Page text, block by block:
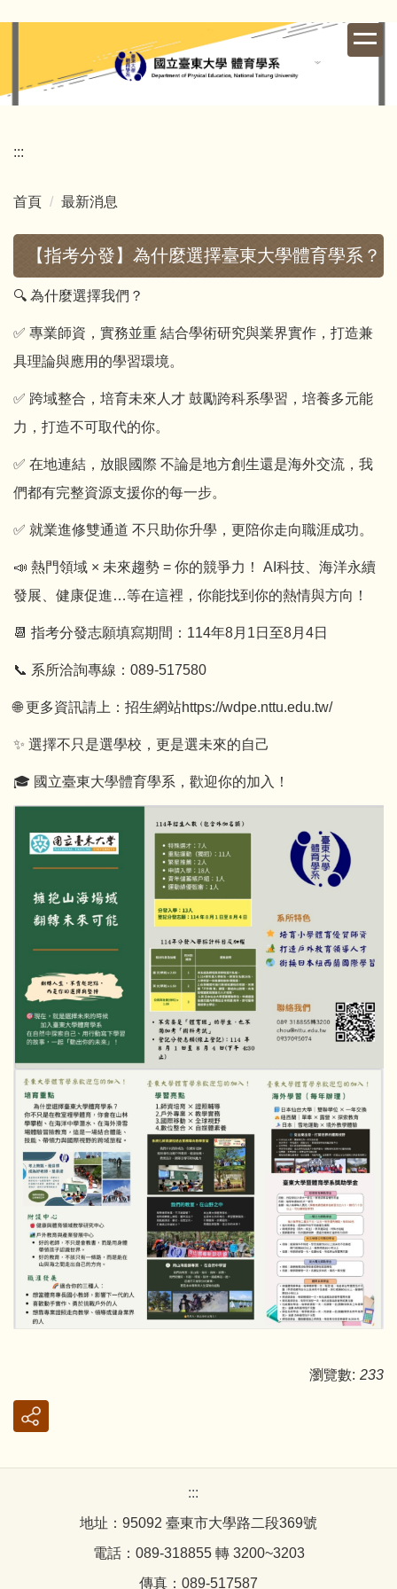
內
:::
首頁 最新消息
【指考分發】為什麼選擇臺東大學體育學系？
🔍 為什麼選擇我們？
✅ 專業師資，實務並重 結合學術研究與業界實作，打造兼
具理論與應用的學習環境。
✅ 跨域整合，培育未來人才 鼓勵跨科系學習，培養多元能
力，打造不可取代的你。
✅ 在地連結，放眼國際 不論是地方創生還是海外交流，我
們都有完整資源支援你的每一步。
✅ 就業進修雙通道 不只助你升學，更陪你走向職涯成功。
📣 熱門領域 × 未來趨勢 = 你的競爭力！ AI科技、海洋永續
發展、健康促進…等在這裡，你能找到你的熱情與方向！
📆 指考分發志願填寫期間：114年8月1日至8月4日
📞 系所洽詢專線：089-517580
🌐 更多資訊請上：招生網站https://wdpe.nttu.edu.tw/
✨ 選擇不只是選學校，更是選未來的自己
🎓 國立臺東大學體育學系，歡迎你的加入！
瀏覽數: 233
:::
地址：95092 臺東市大學路二段369號
電話：089-318855 轉 3200~3203
傳真：089-517587